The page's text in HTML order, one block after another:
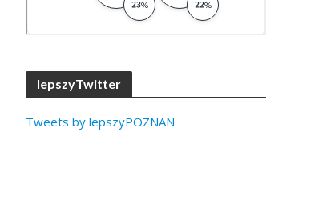
lepszyTwitter
Tweets by lepszyPOZNAN